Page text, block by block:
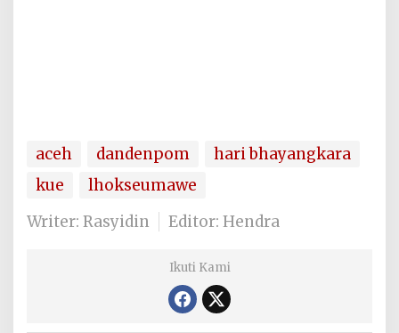
aceh dandenpom
hari bhayangkara
kue
lhokseumawe
Writer: Rasyidin
Editor: Hendra
Ikuti Kami